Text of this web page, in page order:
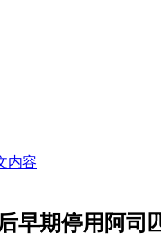
内容
早期停用阿司